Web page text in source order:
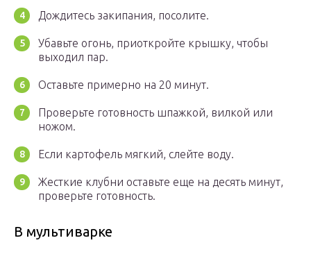
Дождитесь закипания, посолите.
Убавьте огонь, приоткройте крышку, чтобы
выходил пар.
Оставьте примерно на 20 минут.
Проверьте готовность шпажкой, вилкой или
ножом.
Если картофель мягкий, слейте воду.
Жесткие клубни оставьте еще на десять минут,
проверьте готовность.
В мультиварке